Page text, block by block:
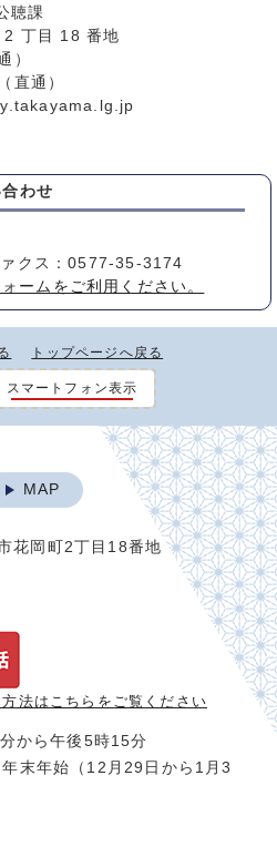
聴課
丁目 18 番地
）
直通）
わせ
クス：0577-35-3174
ームをご利用ください。
トップページへ戻る
スマートフォン表示
MAP
花岡町2丁目18番地
法は こちらをご覧ください
から午後5時15分
末年始（12月29日から1月3